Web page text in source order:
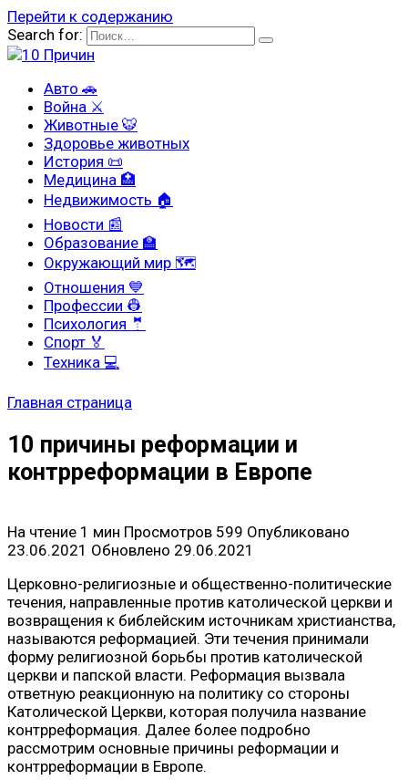
Перейти к содержанию
Search for:
Авто 🚗
Война ⚔
Животные 🐯
Здоровье животных
История 📜
Медицина 🏥
Недвижимость 🏠
Новости 📰
Образование 🏫
Окружающий мир 🗺
Отношения 💙
Профессии 👷
Психология 🤵
Спорт 🏅
Техника 💻
Главная страница
10 причины реформации и
контрреформации в Европе
На чтение 1 мин Просмотров 599 Опубликовано
23.06.2021 Обновлено 29.06.2021
Церковно-религиозные и общественно-политические
течения, направленные против католической церкви и
возвращения к библейским источникам христианства,
называются реформацией. Эти течения принимали
форму религиозной борьбы против католической
церкви и папской власти. Реформация вызвала
ответную реакционную на политику со стороны
Католической Церкви, которая получила название
контрреформация. Далее более подробно
рассмотрим основные причины реформации и
контрреформации в Европе.